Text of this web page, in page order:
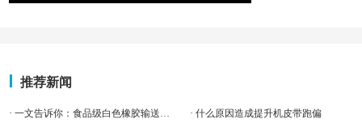
推荐新闻
· 一文告诉你：食品级白色橡胶输送带的优势！ · 什么原因造成提升机皮带跑偏